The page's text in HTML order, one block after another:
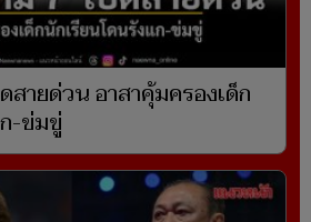
สายด่วน อาสาคุ้มครองเด็ก
-ข่มขู่